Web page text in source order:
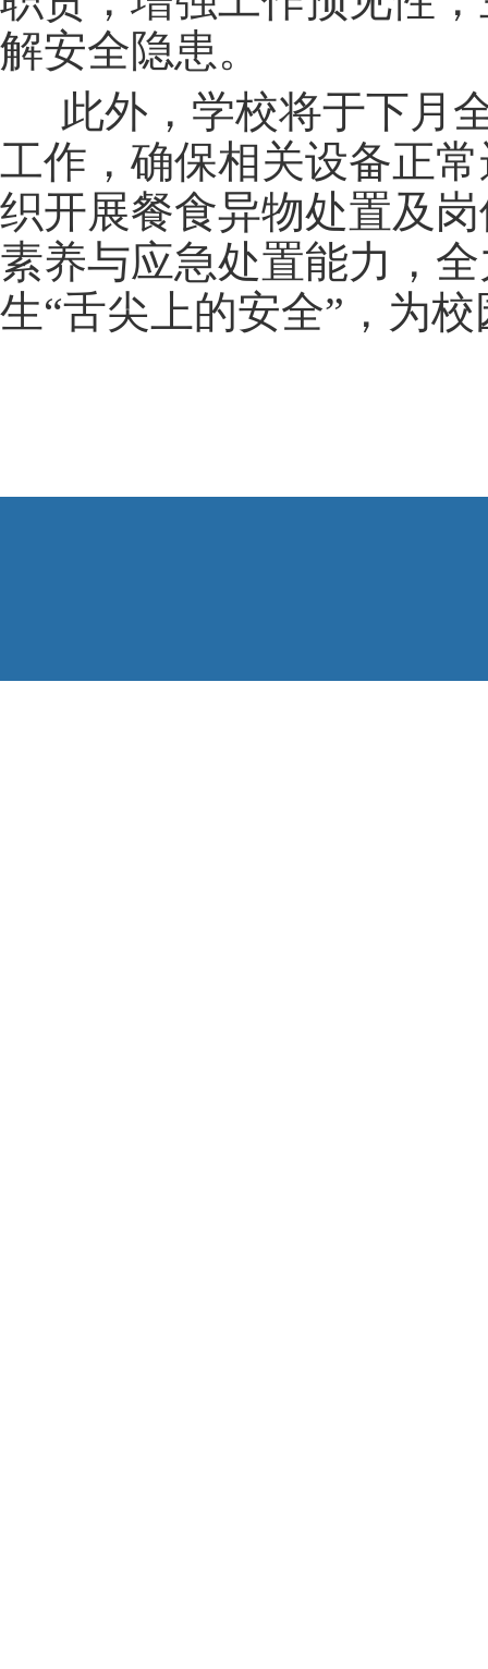
解安全隐患。
此外，学校将于下月
工作，确保相关设备正
织开展餐食异物处置及
素养与应急处置能力，
生“舌尖上的安全”，为